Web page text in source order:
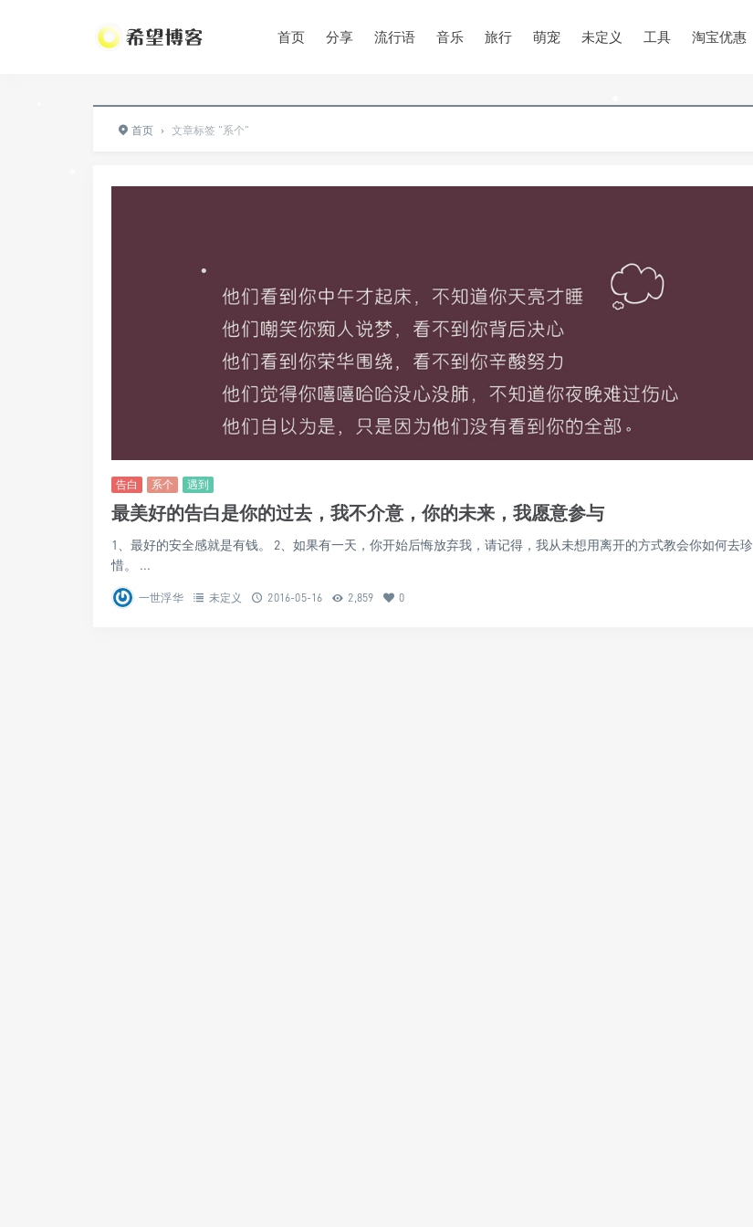
首页 分享 流行语 音乐 旅行 萌宠 未定义 工具 淘宝优惠
首页 › 文章标签 "系个"
告白 系个 遇到
最美好的告白是你的过去，我不介意，你的未来，我愿意参与
1、最好的安全感就是有钱。 2、如果有一天，你开始后悔放弃我，请记得，我从未想用离开的方式教会你如何去珍
惜。 ...
一世浮华 未定义 2016-05-16 2,859 0
•
•